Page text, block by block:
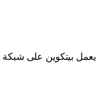
يعمل بيتكوين على